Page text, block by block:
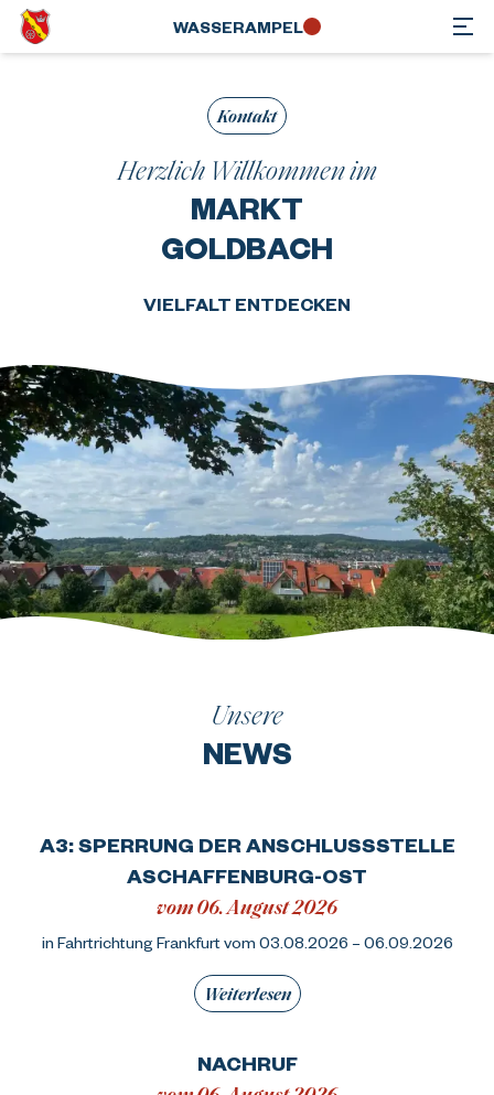
WASSER­AMPEL
Kontakt
Herzlich Willkommen im
MARKT
GOLDBACH
VIELFALT ENTDECKEN
Unsere
NEWS
A3: SPERRUNG DER ANSCHLUSSSTELLE
ASCHAFFENBURG-OST
vom 06. August 2026
in Fahrtrichtung Frankfurt vom 03.08.2026 – 06.09.2026
Weiterlesen
NACHRUF